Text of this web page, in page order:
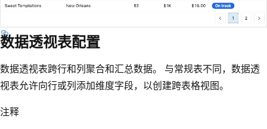
数据透视表配置
数据透视表跨行和列聚合和汇总数据。 与常规表不同，数据透
视表允许向行或列添加维度字段，以创建跨表格视图。
注释